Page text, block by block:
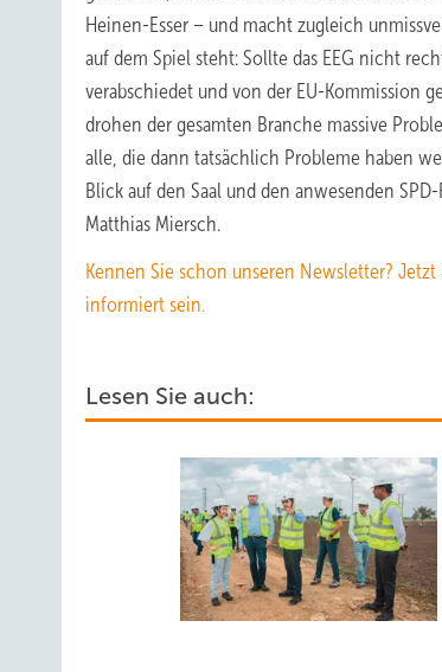
Heinen-Esser – und macht zugleich
auf dem Spiel steht: Sollte das EEG nicht
verabschiedet und von der EU-Kommission
drohen der gesamten Branche massive
alle, die dann tatsächlich Probleme haben
Blick auf den Saal und den anwesenden
Matthias Miersch.
Kennen Sie schon unseren Newsletter?
informiert sein.
Lesen Sie auch: